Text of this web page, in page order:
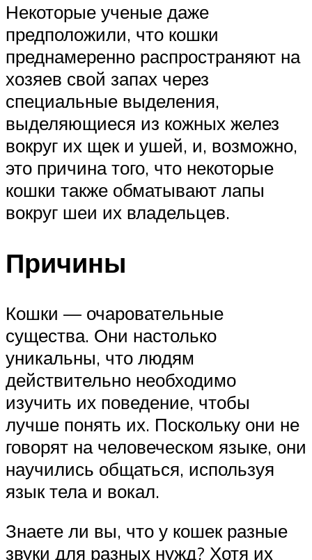
Некоторые ученые даже
предположили, что кошки
преднамеренно распространяют на
хозяев свой запах через
специальные выделения,
выделяющиеся из кожных желез
вокруг их щек и ушей, и, возможно,
это причина того, что некоторые
кошки также обматывают лапы
вокруг шеи их владельцев.
Причины
Кошки — очаровательные
существа. Они настолько
уникальны, что людям
действительно необходимо
изучить их поведение, чтобы
лучше понять их. Поскольку они не
говорят на человеческом языке, они
научились общаться, используя
язык тела и вокал.
Знаете ли вы, что у кошек разные
звуки для разных нужд? Хотя их